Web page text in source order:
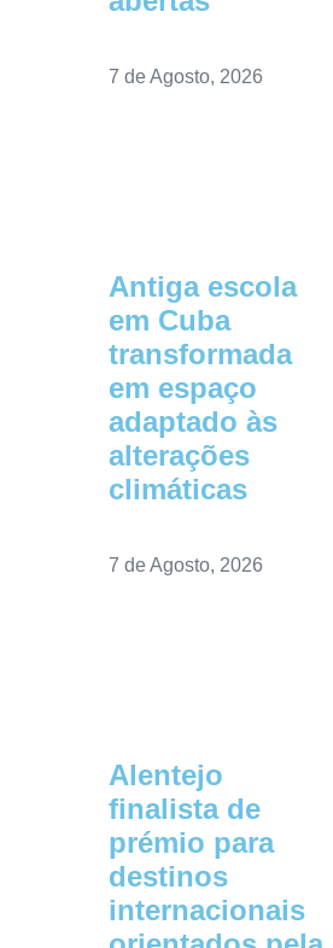
7 de Agosto, 2026
Antiga escola
em Cuba
transformada
em espaço
adaptado às
alterações
climáticas
7 de Agosto, 2026
Alentejo
finalista de
prémio para
destinos
internacionais